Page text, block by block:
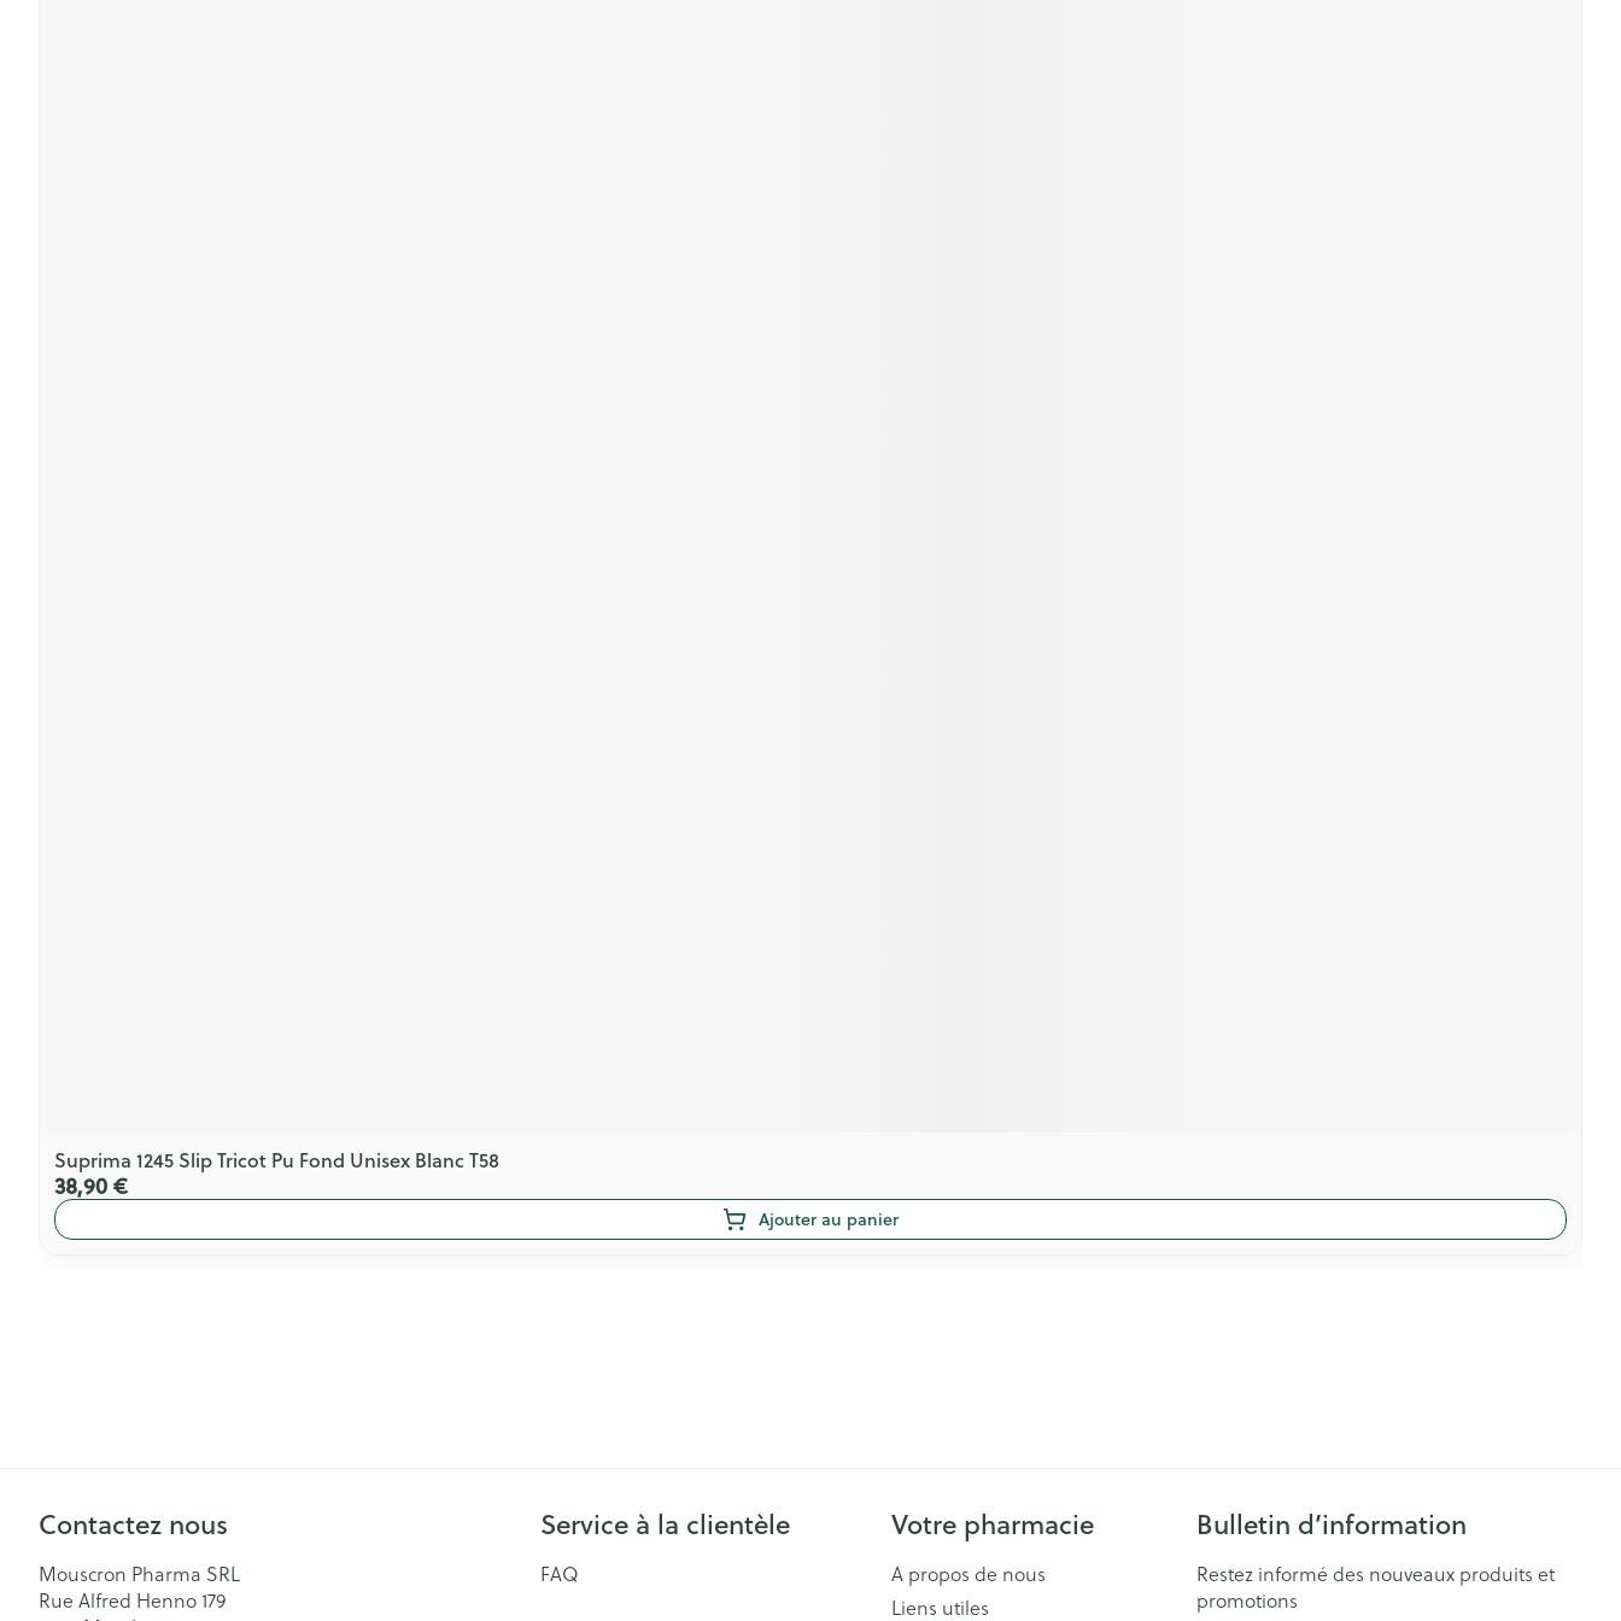
Suprima 1245 Slip Tricot Pu Fond Unisex Blanc T58
38,90 €
Ajouter au panier
Contactez nous
Mouscron Pharma SRL
Rue Alfred Henno 179
Service à la clientèle
FAQ
Votre pharmacie
A propos de nous
Liens utiles
Bulletin d’information
Restez informé des nouveaux produits et
promotions